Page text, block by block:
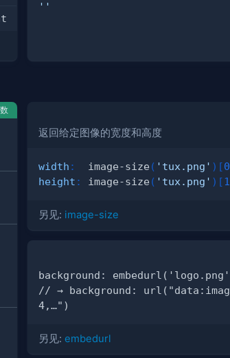
''
返回给定图像的宽度和高度
width :
  image-size
( 'tux.png' ) [0
height : image-size ( 'tux.png' ) [1
另见: image-size
// → background:
另见:embedurl